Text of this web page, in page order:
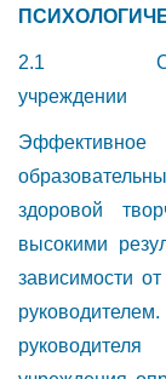
2.1 Стили
учреждении
здоровой
высокими
зависимости